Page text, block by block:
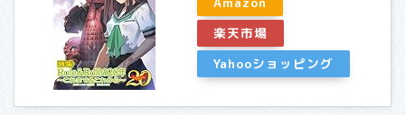
楽天市場
Yahooショッピング